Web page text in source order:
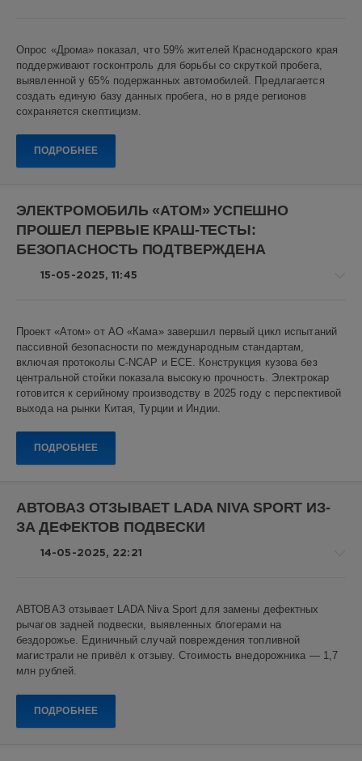
новости
Алекс
Новикович
4
0
подержанные
автомобили,
скрутка
пробега,
Край,
одометр,
подержанные
автомобили
Опрос «Дрома» показал, что 59% жителей Краснодарского края
поддерживают госконтроль для борьбы со скруткой пробега,
выявленной у 65% подержанных автомобилей. Предлагается
создать единую базу данных пробега, но в ряде регионов
сохраняется скептицизм.
ПОДРОБНЕЕ
ЭЛЕКТРОМОБИЛЬ «АТОМ» УСПЕШНО
ПРОШЕЛ ПЕРВЫЕ КРАШ-ТЕСТЫ:
БЕЗОПАСНОСТЬ ПОДТВЕРЖДЕНА
15-05-2025, 11:45
Алекс
Новикович
6
Атом,
электромобиль
российский
автопром,
автомобилей,
автомобили,
российские
автомобили
Проект «Атом» от АО «Кама» завершил первый цикл испытаний
пассивной безопасности по международным стандартам,
включая протоколы C-NCAP и ECE. Конструкция кузова без
центральной стойки показала высокую прочность. Электрокар
готовится к серийному производству в 2025 году с перспективой
выхода на рынки Китая, Турции и Индии.
ПОДРОБНЕЕ
АВТОВАЗ ОТЗЫВАЕТ LADA NIVA SPORT ИЗ-
ЗА ДЕФЕКТОВ ПОДВЕСКИ
14-05-2025, 22:21
Алекс
Новикович
8
0
LADA,
АВТОВАЗ отзывает LADA Niva Sport для замены дефектных
рычагов задней подвески, выявленных блогерами на
бездорожье. Единичный случай повреждения топливной
магистрали не привёл к отзыву. Стоимость внедорожника — 1,7
млн рублей.
ПОДРОБНЕЕ